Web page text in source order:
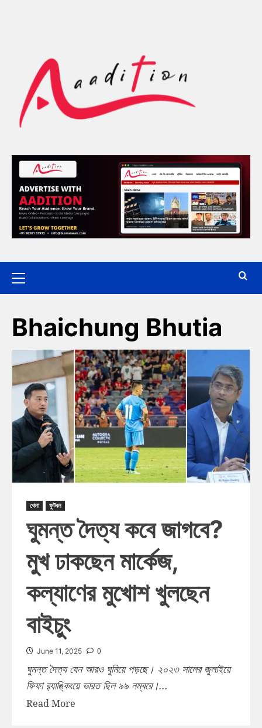
Bhaichung Bhutia
খেলা ফুটবল
ঘুমন্ত দৈত্য কবে জাগবে?
মুখ ঢাকছেন মার্কেজ,
কল্যাণের মুখোশ খুলছেন
বাইচুং
June 11, 2025 0
ঘুমন্ত দৈত্য যেন আরও ঘুমিয়ে পড়ছে। ২০২৩ সালের জুলাইয়ে
ফিফা র‍্যাঙ্কিংয়ে ভারত ছিল ৯৯ নম্বরে।...
Read More